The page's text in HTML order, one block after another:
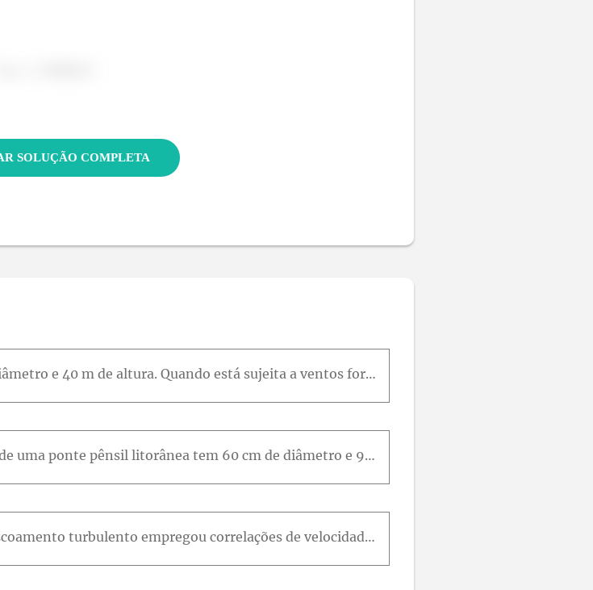
MOSTRAR SOLUÇÃO COMPLETA
Uma chaminé ao nível do mar tem 2 m de diâmetro e 40 m de altura. Quando está sujeita a ventos fortes de 80 km/h, qual é o momento fletor induzido pelo vento em relação à base da chaminé?
O cabo transversal principal entre as torres de uma ponte pênsil litorânea tem 60 cm de diâmetro e 90 m de comprimento. Calcule a força total de arrasto sobre esse cabo com ventos laterais de 80 km/h.
A dedução da Equação (7.42) para δ / x no escoamento turbulento empregou correlações de velocidade bem simples, Equações (7.38) e (7.39). Uma lei de parede unificada foi dada por Spalding [54]: y + =